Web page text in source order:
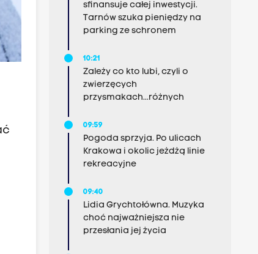
sfinansuje całej inwestycji.
Tarnów szuka pieniędzy na
parking ze schronem
10:21
Zależy co kto lubi, czyli o
zwierzęcych
przysmakach...różnych
09:59
Pogoda sprzyja. Po ulicach
Krakowa i okolic jeżdżą linie
rekreacyjne
09:40
Lidia Grychtołówna. Muzyka
choć najważniejsza nie
przesłania jej życia